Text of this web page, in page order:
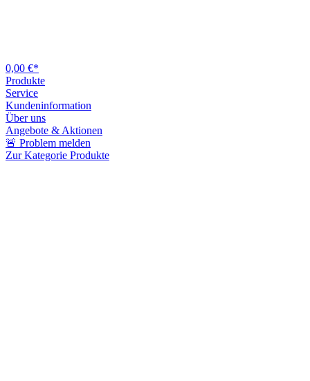
0,00 €*
Produkte
Service
Kundeninformation
Über uns
Angebote & Aktionen
🚨 Problem melden
Zur Kategorie Produkte